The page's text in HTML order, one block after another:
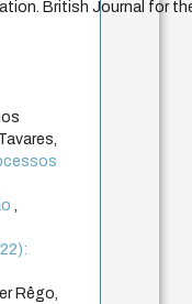
British Journal for
,
Rêgo,